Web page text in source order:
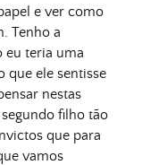
e ver como
Tenho a
eu teria uma
que ele sentisse
nestas
filho tão
que para
vamos